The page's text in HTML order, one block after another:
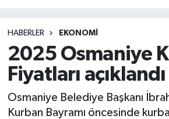
HABERLER EKONOMI
2025 Osmaniye
Fiyatları açıklandı
Osmaniye Belediye Başkanı
Kurban Bayramı öncesinde
SPOR
RESMİ İLANLAR
Son Dakika Haberleri
Haber Arşivi